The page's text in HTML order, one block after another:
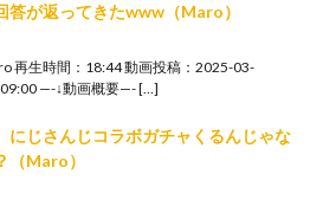
答が返ってきたwww（Maro）
再生時間：18:44 動画投稿：2025-03-
—-↓動画概要—- […]
にじさんじコラボガチャくるんじゃな
（Maro）